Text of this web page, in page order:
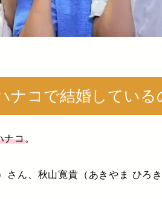
ナコで結婚している
ナコ。
さん、秋山寛貴（あきやま ひろ